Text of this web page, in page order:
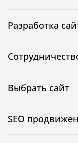
Разработка
Выбрать сайт
SEO